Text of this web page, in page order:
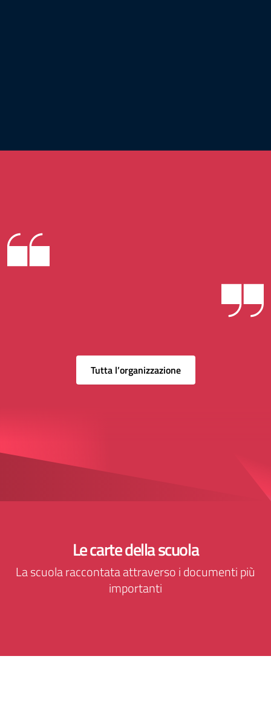
Tutta l’organizzazione
Le carte della scuola
La scuola raccontata attraverso i documenti più
importanti